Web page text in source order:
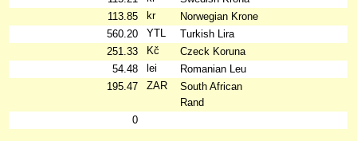
113.85
kr
Norwegian Krone
560.20
YTL
Turkish Lira
251.33
Kč
Czeck Koruna
54.48
lei
Romanian Leu
195.47
ZAR
South African
Rand
0